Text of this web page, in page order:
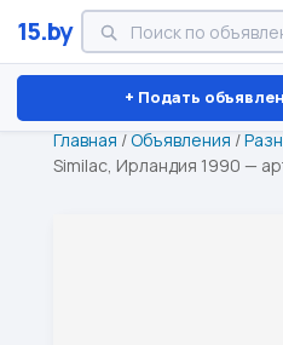
15.by
+ Подать
Минск Витебск
Главная /Объявления /
Similac, Ирландия 1990 —